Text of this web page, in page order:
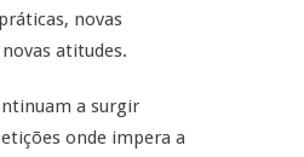
novas
atitudes.
a surgir
onde impera a